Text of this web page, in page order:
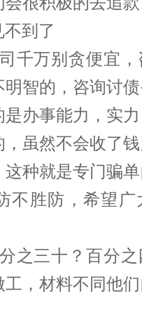
到了
千万别贪便宜，
智的，咨询讨
办事能力，实
虽然不会收了
种就是专门骗
不胜防，希望
之三十？百分之
，材料不同他